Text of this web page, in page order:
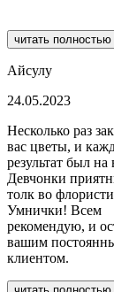
читать полностью
Айсулу
24.05.2023
Несколько раз
вас цветы, и
результат был на
Девчонки
толк во
Умнички! Всем
рекомендую, и
вашим
клиентом.
читать полностью